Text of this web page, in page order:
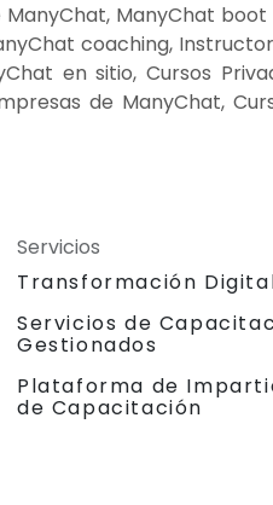
ManyChat
coaching,
en sitio, Cursos
de ManyChat,
Servicios
Transformación
Servicios de
Gestionados
Plataforma de
de Capacitación